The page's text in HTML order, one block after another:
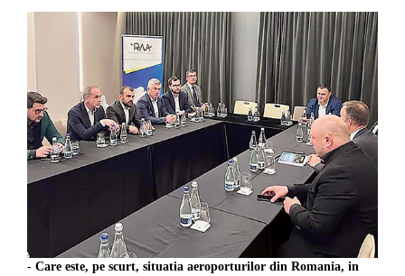
- Care este, pe scurt, situatia aeroporturilor din Romania, in